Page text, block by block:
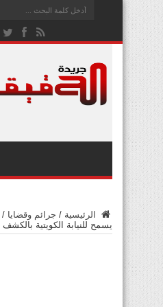
الرئيسية / جرائم وقضايا /
يسمح للنيابة الكويتية